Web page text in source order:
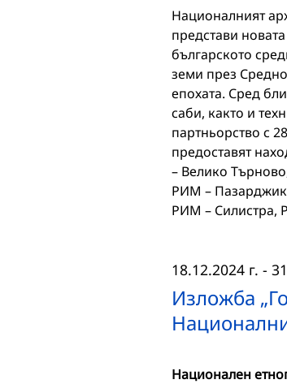
Националният
представи
българското
земи през
епохата. Сред
саби, както и
партньорство с
предоставят
– Велико
РИМ –
РИМ – Силистра,
Изложба
18.12.2024 г. -
Национален